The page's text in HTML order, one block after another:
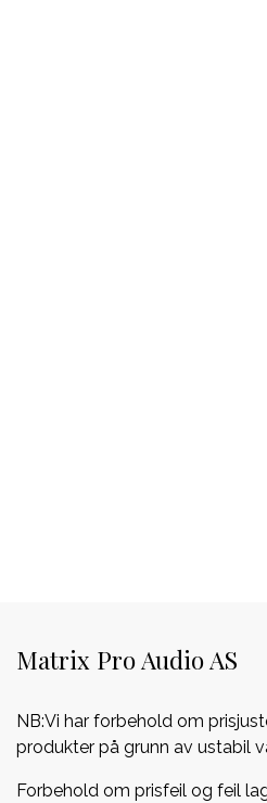
Matrix Pro Audio AS
NB:Vi har forbehold om
produkter på grunn av ustabil
Forbehold om prisfeil og feil